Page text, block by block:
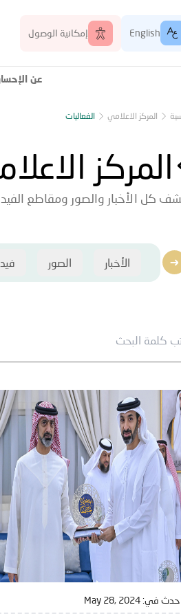
English إمكانية الوصول
عن
المركز الاعلامي الفعاليات
كل الأخبار والصور ومقاطع
الأخبار الصور
حدث في: May 28, 2024